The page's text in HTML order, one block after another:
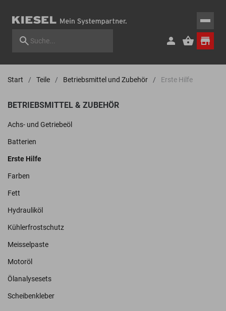
Start Teile Betriebsmittel und Zubehör Erste Hilfe
BETRIEBSMITTEL & ZUBEHÖR
Achs- und Getriebeöl
Batterien
Erste Hilfe
Farben
Fett
Hydrauliköl
Kühlerfrostschutz
Meisselpaste
Motoröl
Ölanalysesets
Scheibenkleber